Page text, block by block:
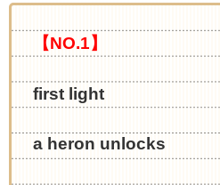
【NO.1】
first light
a heron unlocks